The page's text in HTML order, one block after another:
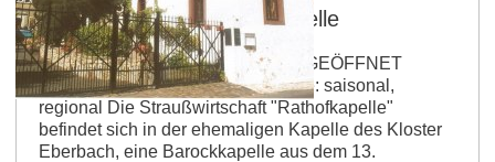
Straußwirtschaft Rathofkapelle
FÜR GRUPPEN AUF ANFRAGE GEÖFFNET
Betriebsart: Straußwirtschaft Küche: saisonal,
regional Die Straußwirtschaft "Rathofkapelle"
befindet sich in der ehemaligen Kapelle des Kloster
Eberbach, eine Barockkapelle aus dem 13.